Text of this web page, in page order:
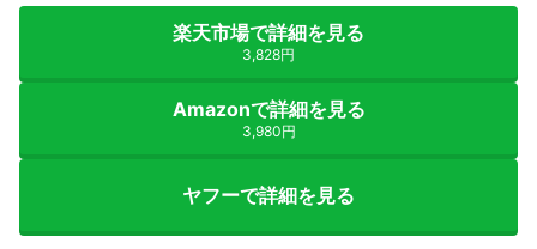
楽天市場で詳細を見る
3,828円
Amazonで詳細を見る
3,980円
ヤフーで詳細を見る